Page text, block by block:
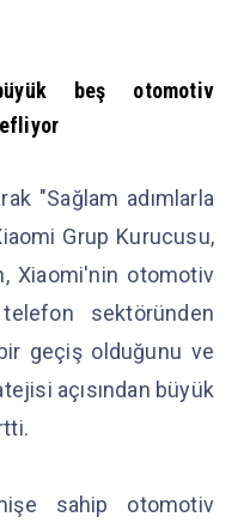
beş otomotiv
"Sağlam adımlarla
Grup Kurucusu,
Xiaomi'nin otomotiv
sektöründen
geçiş olduğunu ve
açısından büyük
sahip otomotiv